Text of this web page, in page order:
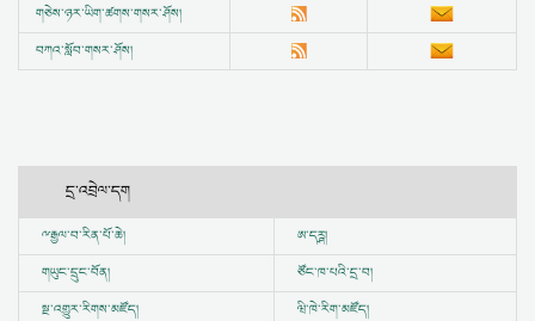
གཅེས་ཉར་ཡིག་ཚགས་གསར་ཤོས།
བཀའ་སློབ་གསར་ཤོས།
དྲ་འབྲེལ་དག
ྋརྒྱལ་བ་རིན་པོ་ཆེ།
ཨ་དཪྴ།
གཡུང་དྲུང་བོན།
ཙོང་ཁ་པའི་དྲ་བ།
སྔ་འགྱུར་རིགས་མཛོད།
ཝི་ཁེ་རིག་མཛོད།